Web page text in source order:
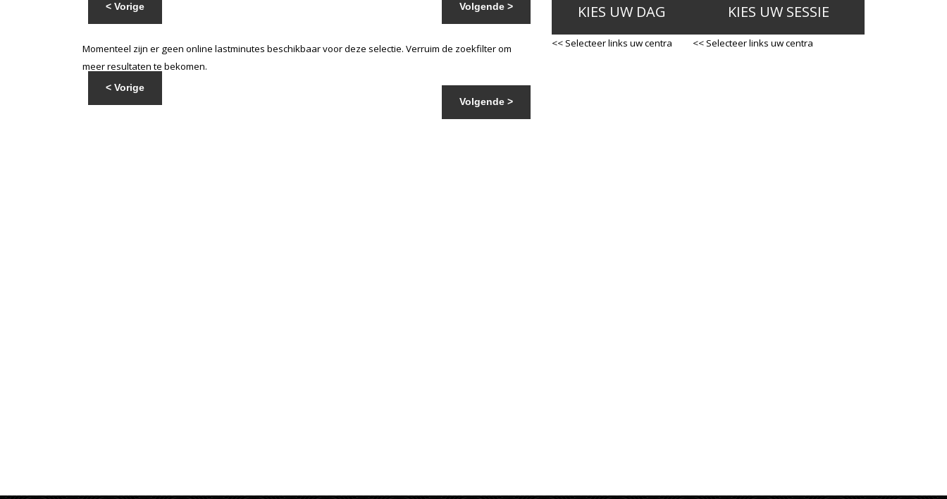
< Vorige Volgende >
Momenteel zijn er geen online lastminutes beschikbaar voor deze selectie. Verruim de zoekfilter om
meer resultaten te bekomen.
< Vorige
Volgende >
KIES UW DAG
<< Selecteer links uw centra
KIES UW SESSIE
<< Selecteer links uw centra